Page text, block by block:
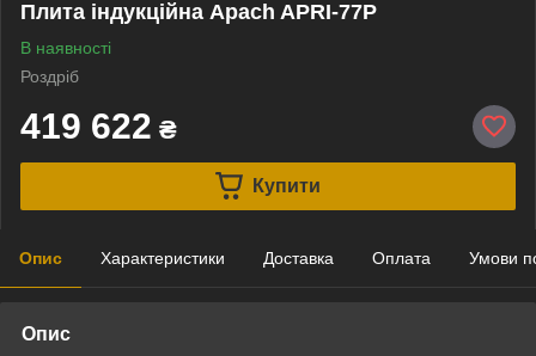
Плита індукційна Apach APRI-77P
В наявності
Роздріб
419 622 ₴
Купити
Опис Характеристики Доставка Оплата Умови
Опис